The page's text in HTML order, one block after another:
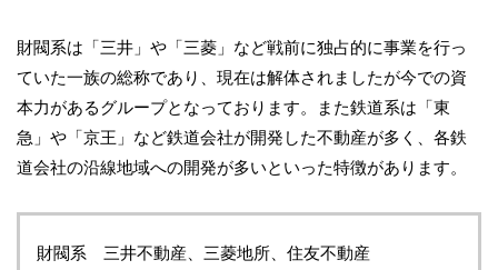
財閥系は「三井」や「三菱」など戦前に独占的に事業を行っ
ていた一族の総称であり、現在は解体されましたが今での資
本力があるグループとなっております。また鉄道系は「東
急」や「京王」など鉄道会社が開発した不動産が多く、各鉄
道会社の沿線地域への開発が多いといった特徴があります。
財閥系 三井不動産、三菱地所、住友不動産